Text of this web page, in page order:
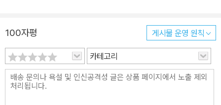
캄프라드는 2012년 《블룸버그》선정한 세계 갑부 순위에서 4위에 오
른 부자다. 그런데 그는 모국 스웨덴에서 지독한 구두쇠로 더 유명하
다. 사람들에게 받은 크리스마스카드를 모아 두었다가 다음 해에 다
른 사람에게 보낸다. 출장을 갈 때는 비싼 비행기 대신에 기차를 타고,
그마저도 가장 저렴한 차표를 구하려고 몇 시간 동안 인터넷을 검색
100자평 게시물 운영 원칙
카테고리